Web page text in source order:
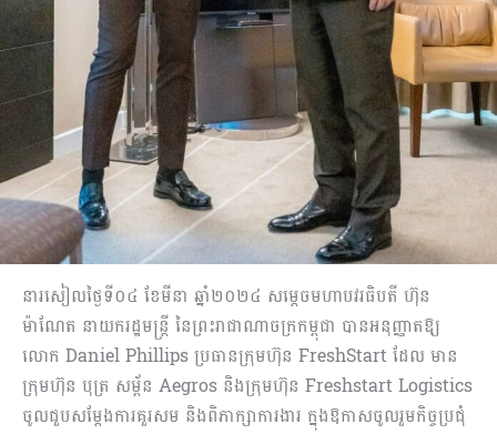
នារសៀលថ្ងៃទី០៤ ខែមីនា ឆ្នាំ២០២៤ សម្តេចមហាបវរធិបតី ហ៊ុន
ម៉ាណែត នាយករដ្ឋមន្រ្តី នៃព្រះរាជាណាចក្រកម្ពុជា បានអនុញ្ញាតឱ្យ
លោក Daniel Phillips ប្រធានក្រុមហ៊ុន FreshStart ដែល មាន
ក្រុមហ៊ុន បុត្រ សម្ព័ន Aegros និងក្រុមហ៊ុន Freshstart Logistics
ចូលជួបសម្តែងការគួរសម និងពិភាក្សាការងារ ក្នុងឱកាសចូលរួមកិច្ចប្រជុំ